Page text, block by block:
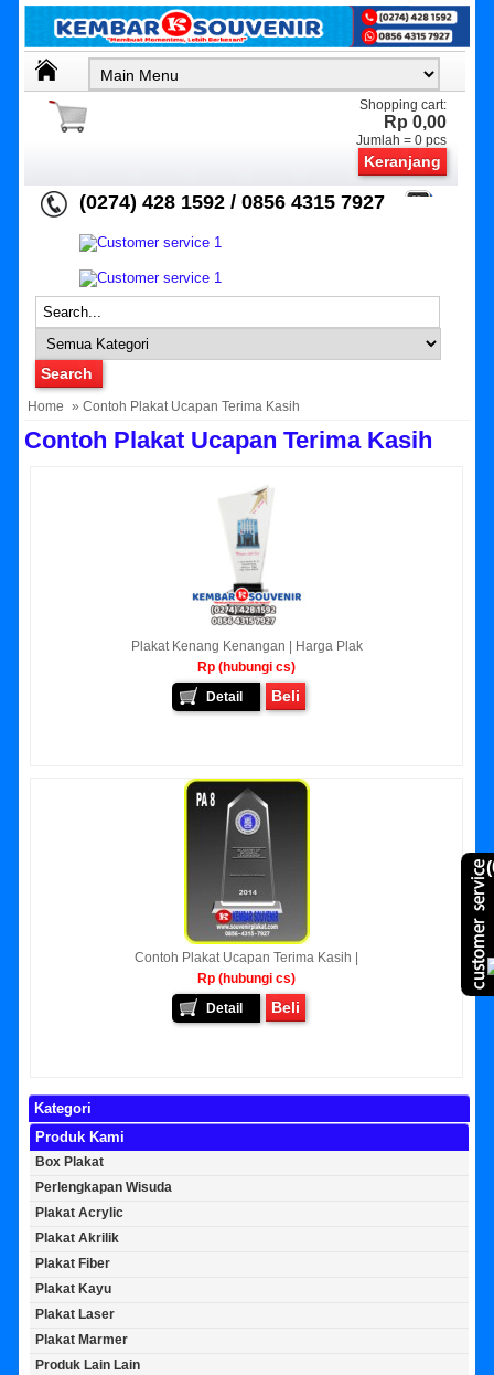
Shopping cart:
Rp 0,00
Jumlah =0 pcs
Keranjang
(0274) 428 1592 / 0856 4315 7927
Home » Contoh Plakat Ucapan Terima Kasih
Contoh Plakat Ucapan Terima Kasih
Plakat Kenang Kenangan | Harga Plak
Rp (hubungi cs)
Detail
Beli
Contoh Plakat Ucapan Terima Kasih |
Rp (hubungi cs)
Detail
Beli
Kategori
Produk Kami
Box Plakat
Perlengkapan Wisuda
Plakat Acrylic
Plakat Akrilik
Plakat Fiber
Plakat Kayu
Plakat Laser
Plakat Marmer
Produk Lain Lain